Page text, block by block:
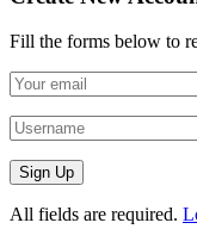
Fill the forms below to
All fields are required.